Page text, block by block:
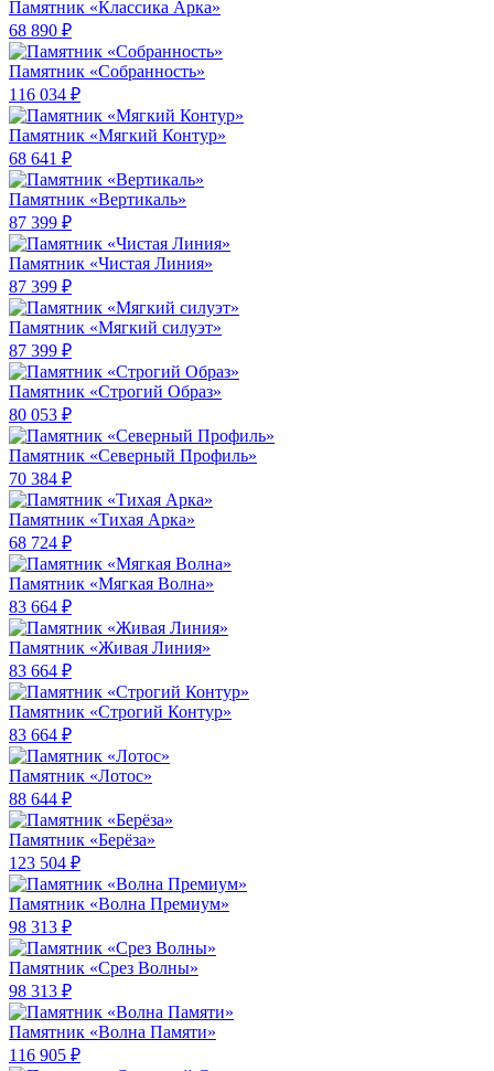
Памятник «Классика Арка»
68 890 ₽
Памятник «Собранность»
116 034 ₽
Памятник «Мягкий Контур»
68 641 ₽
Памятник «Вертикаль»
87 399 ₽
Памятник «Чистая Линия»
87 399 ₽
Памятник «Мягкий силуэт»
87 399 ₽
Памятник «Строгий Образ»
80 053 ₽
Памятник «Северный Профиль»
70 384 ₽
Памятник «Тихая Арка»
68 724 ₽
Памятник «Мягкая Волна»
83 664 ₽
Памятник «Живая Линия»
83 664 ₽
Памятник «Строгий Контур»
83 664 ₽
Памятник «Лотос»
88 644 ₽
Памятник «Берёза»
123 504 ₽
Памятник «Волна Премиум»
98 313 ₽
Памятник «Срез Волны»
98 313 ₽
Памятник «Волна Памяти»
116 905 ₽